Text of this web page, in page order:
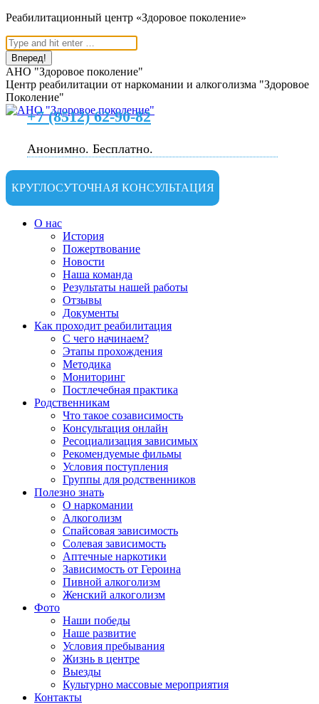
Перейти
содержанию
Реабилитационный центр «Здоровое поколение»
Поиск:
АНО "Здоровое поколение"
Центр реабилитации от наркомании и алкоголизма "Здоровое
Поколение"
+7 (8512) 62-90-82
Анонимно. Бесплатно.
КРУГЛОСУТОЧНАЯ КОНСУЛЬТАЦИЯ
О нас
История
Пожертвование
Новости
Наша команда
Результаты нашей работы
Отзывы
Документы
Как проходит реабилитация
С чего начинаем?
Этапы прохождения
Методика
Мониторинг
Постлечебная практика
Родственникам
Что такое созависимость
Консультация онлайн
Ресоциализация зависимых
Рекомендуемые фильмы
Условия поступления
Группы для родственников
Полезно знать
О наркомании
Алкоголизм
Спайсовая зависимость
Солевая зависимость
Аптечные наркотики
Зависимость от Героина
Пивной алкоголизм
Женский алкоголизм
Фото
Наши победы
Наше развитие
Условия пребывания
Жизнь в центре
Выезды
Культурно массовые мероприятия
Контакты